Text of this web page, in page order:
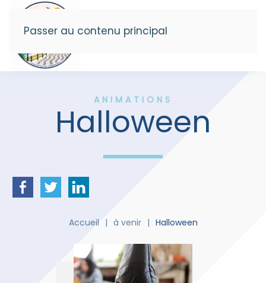
Passer au contenu principal
ANIMATIONS
Halloween
Accueil à venir Halloween